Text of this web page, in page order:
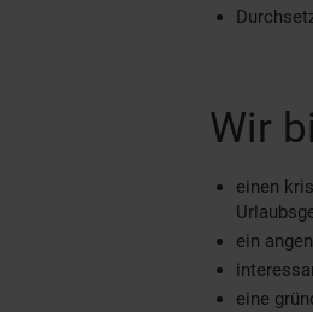
Wir
einen
ein
eine